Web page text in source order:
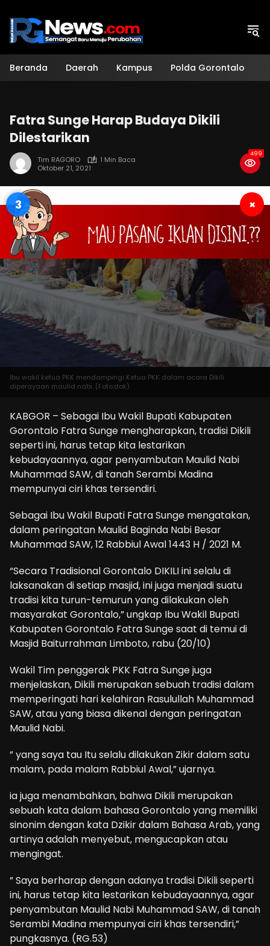
konten
Beranda Daerah Kampus Polda Gorontalo
Fatra Sunge Harap Budaya Dikili
Dilestarikan
Tim RAGORO
1 Min Baca
Oktober 21, 2021
499
2 ×
Ibu wakil ketua PKK mendampingi Ketua PKK dalam acara Dikili
diperayaan maulid nabi. (Foto:dok)
KABGOR – Sebagai Ibu Wakil Bupati Kabupaten
Gorontalo Fatra Sunge mengharapkan, tradisi Dikili
seperti ini, harus tetap kita lestarikan
kebudayaannya, agar penyambutan Maulid Nabi
Muhammad SAW, di tanah Serambi Madina
mempunyai ciri khas tersendiri.
Sebagai Ibu Wakil Bupati Fatra Sunge mengatakan,
dalam peringatan Maulid Baginda Nabi Besar
Muhammad SAW, 12 Rabbiul Awal 1443 H / 2021 M.
“Secara Tradisional Gorontalo DIKILI ini selalu di
laksanakan di setiap masjid, ini juga menjadi suatu
tradisi kita turun-temurun yang dilakukan oleh
masyarakat Gorontalo,” ungkap Ibu Wakil Bupati
Kabupaten Gorontalo Fatra Sunge saat di temui di
Masjid Baiturrahman Limboto, rabu (20/10)
Wakil Tim penggerak PKK Fatra Sunge juga
menjelaskan, Dikili merupakan sebuah tradisi dalam
memperingati hari kelahiran Rasulullah Muhammad
SAW, atau yang biasa dikenal dengan peringatan
Maulid Nabi.
” yang saya tau Itu selalu dilakukan Zikir dalam satu
malam, pada malam Rabbiul Awal,” ujarnya.
ia juga menambahkan, bahwa Dikili merupakan
sebuah kata dalam bahasa Gorontalo yang memiliki
sinonim dengan kata Dzikir dalam Bahasa Arab, yang
artinya adalah menyebut, mengucapkan atau
mengingat.
” Saya berharap dengan adanya tradisi Dikili seperti
ini, harus tetap kita lestarikan kebudayaannya, agar
penyambutan Maulid Nabi Muhammad SAW, di tanah
Serambi Madina mempunyai ciri khas tersendiri,”
pungkasnya. (RG.53)